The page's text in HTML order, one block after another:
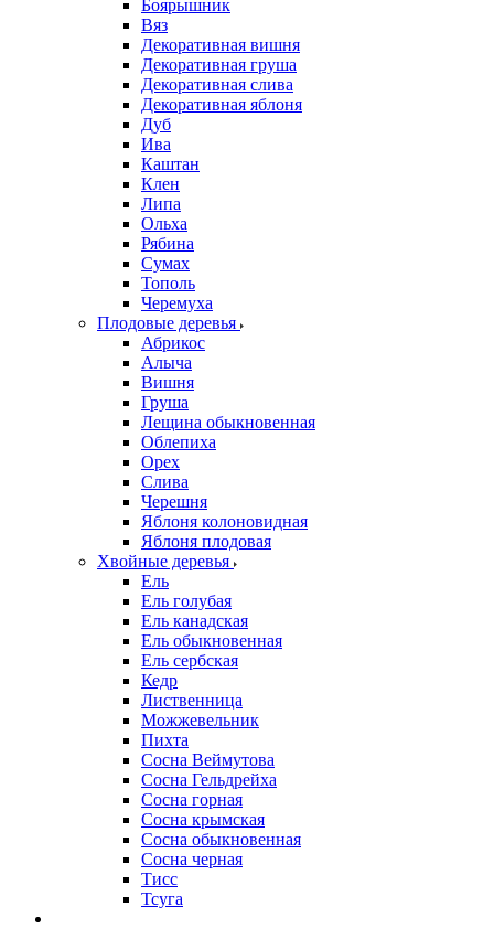
Боярышник
Вяз
Декоративная вишня
Декоративная груша
Декоративная слива
Декоративная яблоня
Дуб
Ива
Каштан
Клен
Липа
Ольха
Рябина
Сумах
Тополь
Черемуха
Плодовые деревья
Абрикос
Алыча
Вишня
Груша
Лещина обыкновенная
Облепиха
Орех
Слива
Черешня
Яблоня колоновидная
Яблоня плодовая
Хвойные деревья
Ель
Ель голубая
Ель канадская
Ель обыкновенная
Ель сербская
Кедр
Лиственница
Можжевельник
Пихта
Сосна Веймутова
Сосна Гельдрейха
Сосна горная
Сосна крымская
Сосна обыкновенная
Сосна черная
Тисс
Тсуга